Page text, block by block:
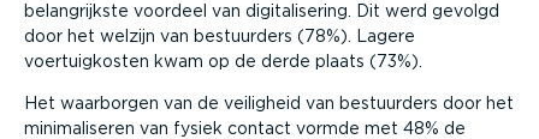
belangrijkste voordeel van digitalisering. Dit werd gevolgd
door het welzijn van bestuurders (78%). Lagere
voertuigkosten kwam op de derde plaats (73%).
Het waarborgen van de veiligheid van bestuurders door het
minimaliseren van fysiek contact vormde met 48% de